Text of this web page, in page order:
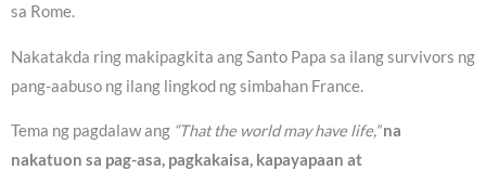
sa Rome.
Nakatakda ring makipagkita ang Santo Papa sa ilang survivors ng
pang-aabuso ng ilang lingkod ng simbahan France.
Tema ng pagdalaw ang “That the world may have life,”na
nakatuon sa pag-asa, pagkakaisa, kapayapaan at